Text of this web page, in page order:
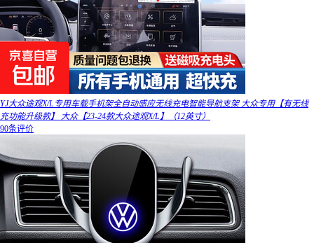
YJ大众途观X/L专用车载手机架全自动感应无线充电智能导航支架 大众专用【有无线
充功能升级款】 大众【23-24款大众途观X/L】（12英寸）
90条评价